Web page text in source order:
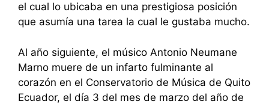
el cual lo ubicaba en una prestigiosa posición
que asumía una tarea la cual le gustaba mucho.
Al año siguiente, el músico Antonio Neumane
Marno muere de un infarto fulminante al
corazón en el Conservatorio de Música de Quito
Ecuador, el día 3 del mes de marzo del año de